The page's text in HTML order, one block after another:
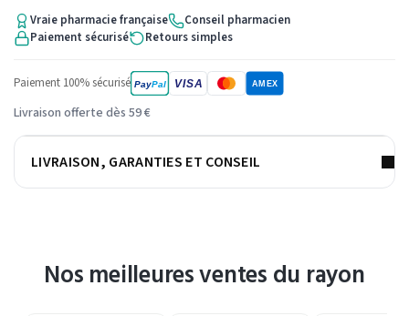
Vraie pharmacie française
Conseil pharmacien
Paiement sécurisé
Retours simples
Paiement 100% sécurisé PayPal VISA AMEX
Livraison offerte dès 59 €
LIVRAISON, GARANTIES ET CONSEIL
Nos meilleures ventes du rayon